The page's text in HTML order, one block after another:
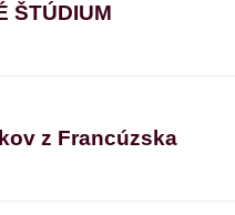
ŠTÚDIUM
z Francúzska